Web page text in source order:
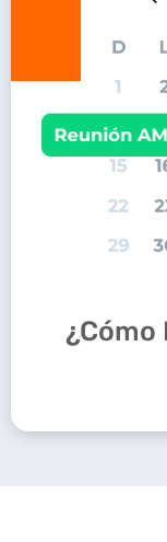
¿Cómo